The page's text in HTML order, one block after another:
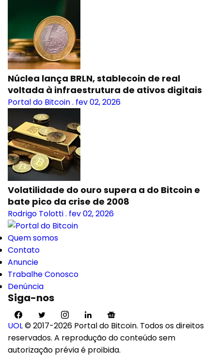
Núclea lança BRLN, stablecoin de real
voltada à infraestrutura de ativos digitais
Portal do Bitcoin. fev 02, 2026
Volatilidade do ouro supera a do Bitcoin e
bate pico da crise de 2008
Rodrigo Tolotti. fev 02, 2026
Quem somos
Contato
Anuncie
Trabalhe Conosco
Denúncia
Siga-nos
UOL© 2017-2026 Portal do Bitcoin. Todos os direitos
reservados. A reprodução do conteúdo sem
autorização prévia é proibida.